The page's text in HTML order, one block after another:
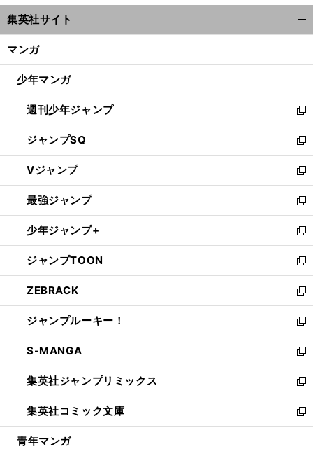
ウ
ィ
ン
ウ
開
く
集英社サイト
マンガ
少年マンガ
週刊少年ジャンプ
新
し
い
ウ
ィ
ン
ド
ウ
で
開
く
ジャンプSQ
新
し
い
ウ
ィ
ン
ド
ウ
で
開
く
Vジャンプ
新
し
い
ウ
ィ
ン
ド
ウ
で
開
く
最強ジャンプ
新
し
い
ウ
ィ
ン
ド
ウ
で
開
く
少年ジャンプ+
新
し
い
ウ
ィ
ン
ド
ウ
で
開
く
ジャンプTOON
新
し
い
ウ
ィ
ン
ド
ウ
で
開
く
ZEBRACK
新
し
い
ウ
ィ
ン
ド
ウ
で
開
ジャンプルーキー！
新
し
い
ウ
ィ
ン
ド
ウ
S-MANGA
新
し
い
ウ
ィ
ン
集英社ジャンプリミックス
新
し
い
ウ
集英社コミック文庫
新
し
青年マンガ